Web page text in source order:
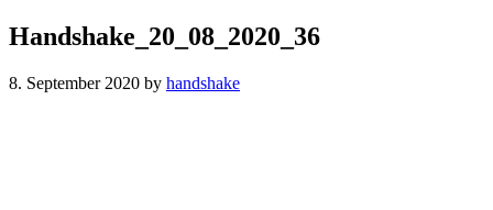
Handshake_20_08_2020_36
8. September 2020 by handshake